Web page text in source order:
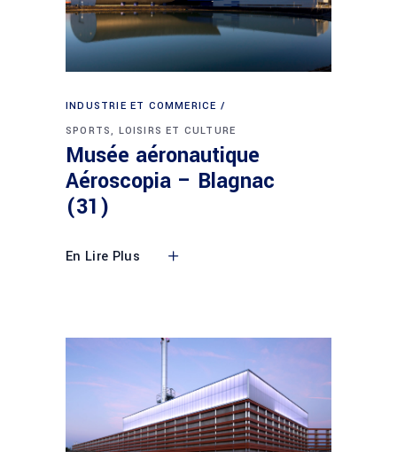
INDUSTRIE ET COMMERICE
SPORTS, LOISIRS ET CULTURE
Musée aéronautique
Aéroscopia – Blagnac
(31)
En Lire Plus